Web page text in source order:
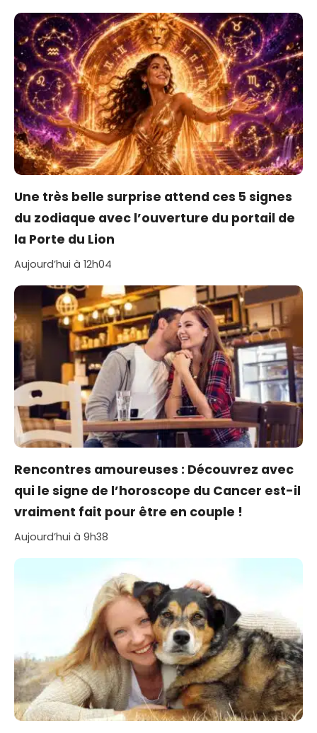
Une très belle surprise attend ces 5 signes
du zodiaque avec l’ouverture du portail de
la Porte du Lion
Aujourd’hui à 12h04
Rencontres amoureuses : Découvrez avec
qui le signe de l’horoscope du Cancer est-il
vraiment fait pour être en couple !
Aujourd’hui à 9h38